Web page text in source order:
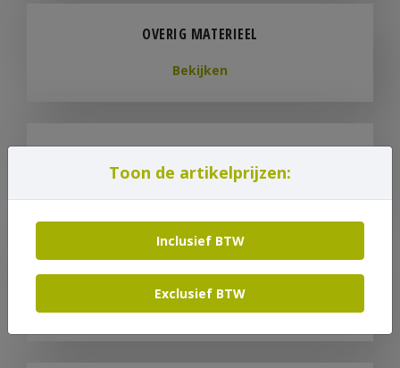
OVERIG MATERIEEL
Bekijken
TUIN GEREEDSCHAPPEN
Bekijken
Toon de artikelprijzen:
Inclusief BTW
Exclusief BTW